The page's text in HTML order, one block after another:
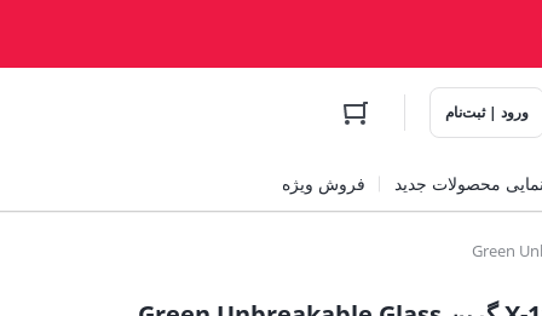
ورود | ثبت‌نام
محصولات جدید فروش ویژه